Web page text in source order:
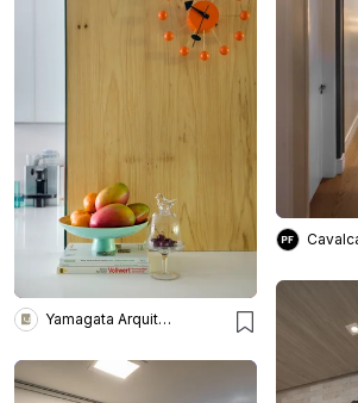
Yamagata Arquitetura